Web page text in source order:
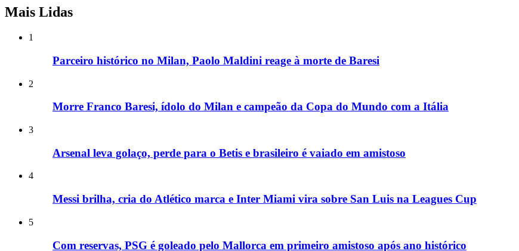
Mais Lidas
1
Parceiro histórico no Milan, Paolo Maldini reage à morte de Baresi
2
Morre Franco Baresi, ídolo do Milan e campeão da Copa do Mundo com a Itália
3
Arsenal leva golaço, perde para o Betis e brasileiro é vaiado em amistoso
4
Messi brilha, cria do Atlético marca e Inter Miami vira sobre San Luis na Leagues Cup
5
Com reservas, PSG é goleado pelo Mallorca em primeiro amistoso após ano histórico